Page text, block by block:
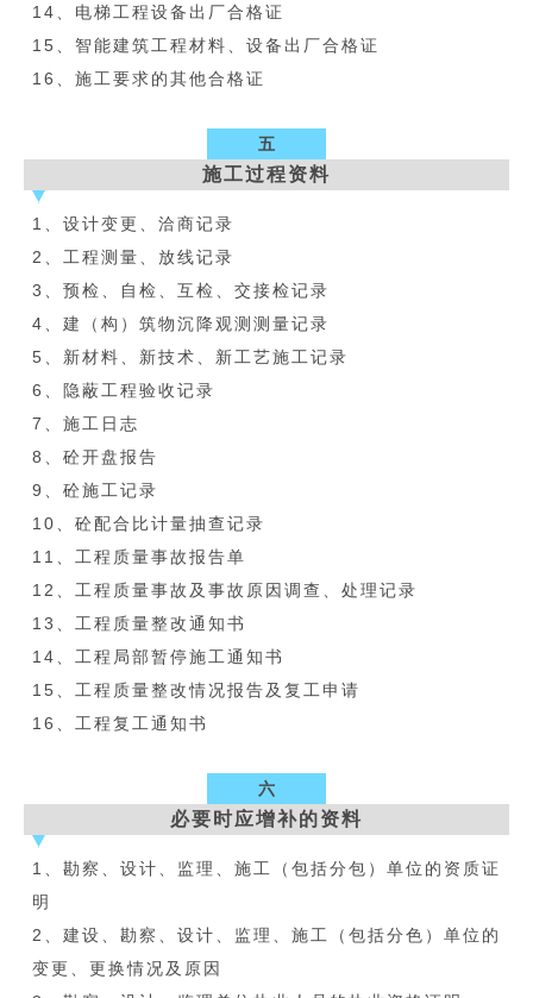
14、电梯工程设备出厂合格证
15、智能建筑工程材料、设备出厂合格证
16、施工要求的其他合格证
五
施工过程资料
1、设计变更、洽商记录
2、工程测量、放线记录
3、预检、自检、互检、交接检记录
4、建（构）筑物沉降观测测量记录
5、新材料、新技术、新工艺施工记录
6、隐蔽工程验收记录
7、施工日志
8、砼开盘报告
9、砼施工记录
10、砼配合比计量抽查记录
11、工程质量事故报告单
12、工程质量事故及事故原因调查、处理记录
13、工程质量整改通知书
14、工程局部暂停施工通知书
15、工程质量整改情况报告及复工申请
16、工程复工通知书
六
必要时应增补的资料
1、勘察、设计、监理、施工（包括分包）单位的资质证
明
2、建设、勘察、设计、监理、施工（包括分色）单位的
变更、更换情况及原因